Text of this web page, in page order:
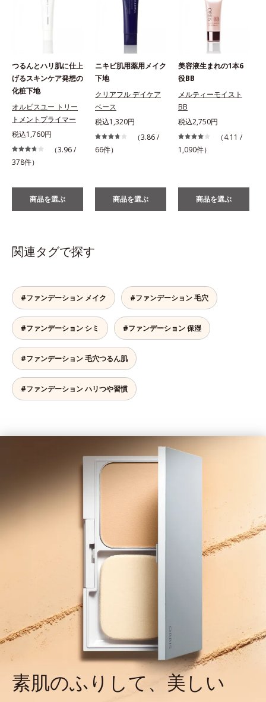
つるんとハリ肌に仕上
げるスキンケア発想の
化粧下地
オルビスユー トリー
トメントプライマー
税込1,760円
（3.96 /
378件）
商品を選ぶ
ニキビ肌用薬用メイク
下地
クリアフル デイケア
ベース
税込1,320円
（3.86 /
66件）
商品を選ぶ
美容液生まれの1本6
役BB
メルティーモイスト
BB
税込2,750円
（4.11 /
1,090件）
商品を選ぶ
関連タグで探す
#ファンデーション メイク #ファンデーション 毛穴
#ファンデーション シミ #ファンデーション 保湿
#ファンデーション 毛穴つるん肌
#ファンデーション ハリつや習慣
素肌のふりして、美しい